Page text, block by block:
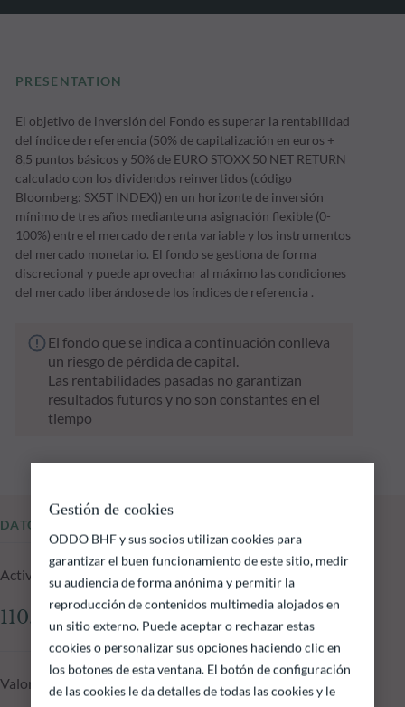
PRESENTATION
El objetivo de inversión del Fondo es superar la rentabilidad
del índice de referencia (50% de capitalización en euros +
8,5 puntos básicos y 50% de EURO STOXX 50 NET RETURN
calculado con los dividendos reinvertidos (código
Bloomberg: SX5T INDEX)) en un horizonte de inversión
mínimo de tres años mediante una asignación flexible (0-
100%) entre el mercado de renta variable y los instrumentos
del mercado monetario. El fondo se gestiona de forma
discrecional y puede aprovechar al máximo las condiciones
del mercado liberándose de los índices de referencia .
El fondo que se indica a continuación conlleva
un riesgo de pérdida de capital.
Las rentabilidades pasadas no garantizan
resultados futuros y no son constantes en el
tiempo
DATOS FUNDAMENTALES
Activos gestionados del fondo a 05.08.2026
110.89 M €
Valor liquidativo a 05.08.2026
Gestión de cookies
ODDO BHF y sus socios utilizan cookies para
garantizar el buen funcionamiento de este sitio, medir
su audiencia de forma anónima y permitir la
reproducción de contenidos multimedia alojados en
un sitio externo. Puede aceptar o rechazar estas
cookies o personalizar sus opciones haciendo clic en
los botones de esta ventana. El botón de configuración
de las cookies le da detalles de todas las cookies y le